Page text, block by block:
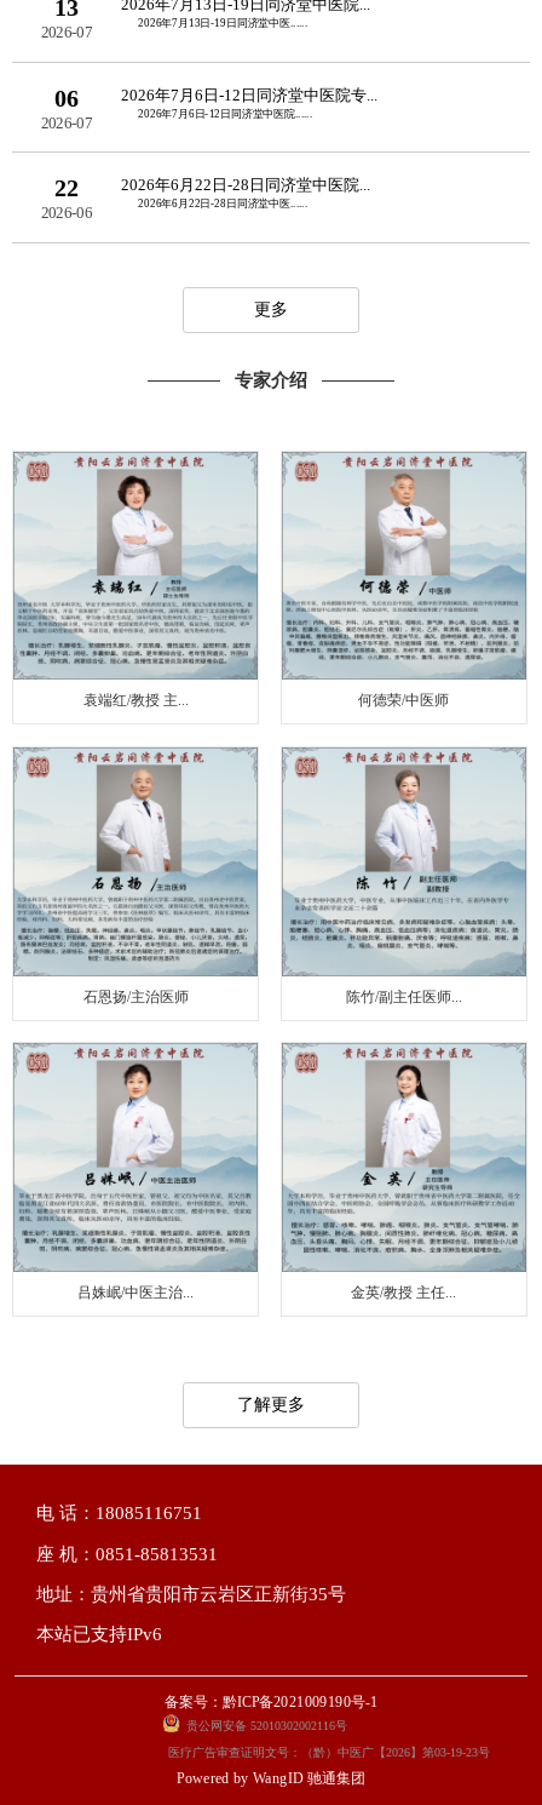
13
2026-07
2026年7月13日-19日同济堂中医院...
2026年7月13日-19日同济堂中医......
06
2026-07
2026年7月6日-12日同济堂中医院专...
2026年7月6日-12日同济堂中医院......
22
2026-06
2026年6月22日-28日同济堂中医院...
2026年6月22日-28日同济堂中医......
更多
专家介绍
袁端红/教授 主... 何德荣/中医师
石恩扬/主治医师 陈竹/副主任医师...
吕姝岷/中医主治... 金英/教授 主任...
了解更多
电 话：18085116751
座 机：0851-85813531
地址：贵州省贵阳市云岩区正新街35号
本站已支持IPv6
备案号：黔ICP备2021009190号-1
贵公网安备 52010302002116号
医疗广告审查证明文号：（黔）中医广【2026】第03-19-23号
Powered by WangID 驰通集团